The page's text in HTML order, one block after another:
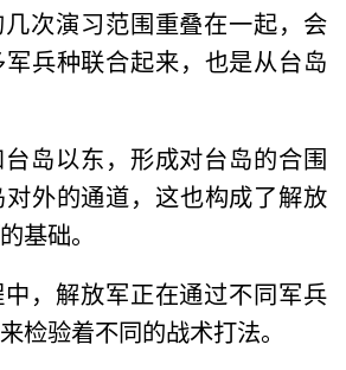
次演习范围重叠在一起，会
兵种联合起来，也是从台岛
岛以东，形成对台岛的合围
外的通道，这也构成了解放
基础。
，解放军正在通过不同军兵
检验着不同的战术打法。